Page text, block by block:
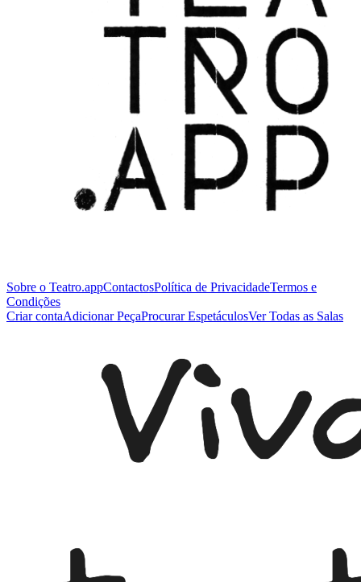
Sobre o Teatro.appContactosPolítica de PrivacidadeTermos e
Condições
Criar contaAdicionar PeçaProcurar EspetáculosVer Todas as Salas